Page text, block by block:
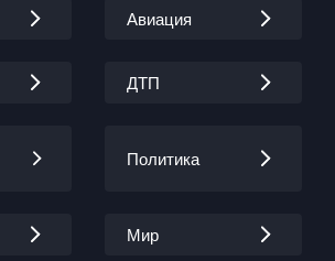
Авиация
ДТП
Политика
Мир